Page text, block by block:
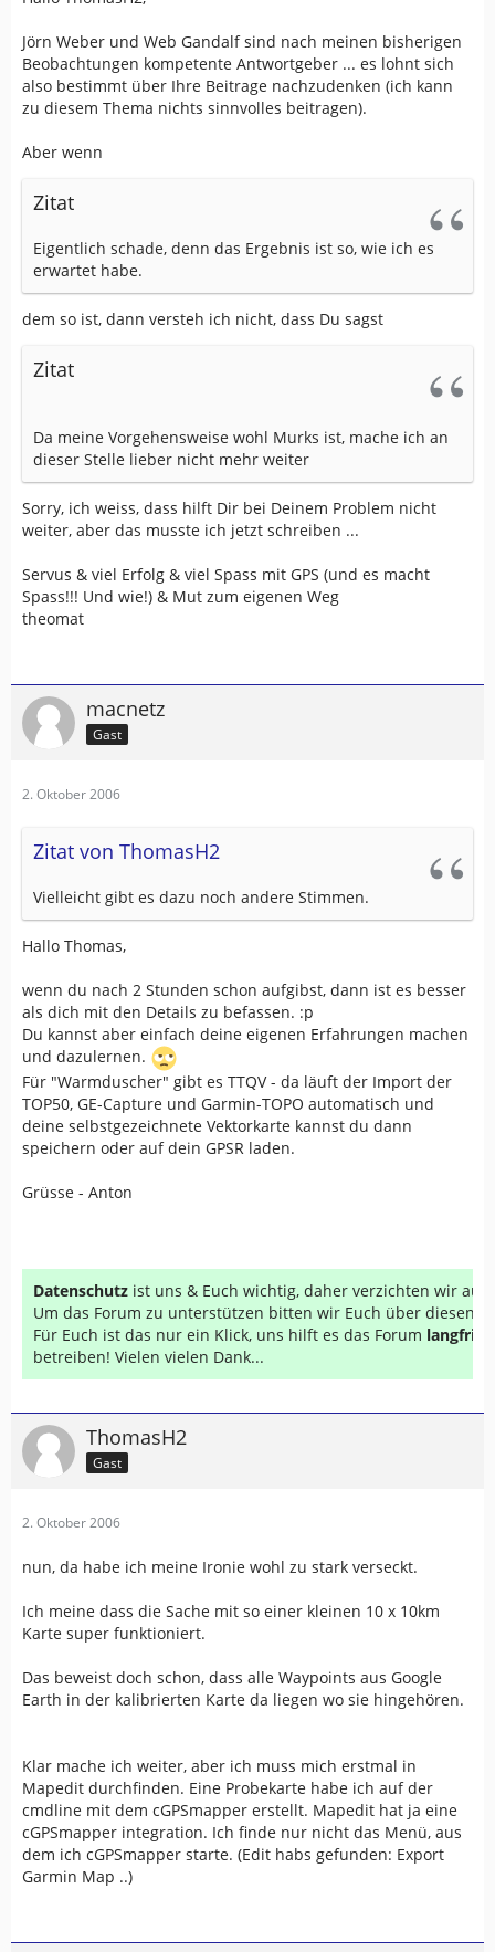
Jörn Weber und Web Gandalf sind nach meinen bisherigen
Beobachtungen kompetente Antwortgeber ... es lohnt sich
also bestimmt über Ihre Beitrage nachzudenken (ich kann
zu diesem Thema nichts sinnvolles beitragen).
Aber wenn
Zitat
Eigentlich schade, denn das Ergebnis ist so, wie ich es
erwartet habe.
dem so ist, dann versteh ich nicht, dass Du sagst
Zitat
Da meine Vorgehensweise wohl Murks ist, mache ich an
dieser Stelle lieber nicht mehr weiter
Sorry, ich weiss, dass hilft Dir bei Deinem Problem nicht
weiter, aber das musste ich jetzt schreiben ...
Servus & viel Erfolg & viel Spass mit GPS (und es macht
Spass!!! Und wie!) & Mut zum eigenen Weg
theomat
macnetz
Gast
2. Oktober 2006
Zitat von ThomasH2
Vielleicht gibt es dazu noch andere Stimmen.
Hallo Thomas,
wenn du nach 2 Stunden schon aufgibst, dann ist es besser
als dich mit den Details zu befassen. :p
Du kannst aber einfach deine eigenen Erfahrungen machen
und dazulernen.
Für "Warmduscher" gibt es TTQV - da läuft der Import der
TOP50, GE-Capture und Garmin-TOPO automatisch und
deine selbstgezeichnete Vektorkarte kannst du dann
speichern oder auf dein GPSR laden.
Grüsse - Anton
Datenschutz ist uns & Euch wichtig, daher verzichten wir auf
Um das Forum zu unterstützen bitten wir Euch über diesen
Für Euch ist das nur ein Klick, uns hilft es das Forum
betreiben! Vielen vielen Dank...
ThomasH2
Gast
2. Oktober 2006
nun, da habe ich meine Ironie wohl zu stark verseckt.
Ich meine dass die Sache mit so einer kleinen 10 x 10km
Karte super funktioniert.
Das beweist doch schon, dass alle Waypoints aus Google
Earth in der kalibrierten Karte da liegen wo sie hingehören.
Klar mache ich weiter, aber ich muss mich erstmal in
Mapedit durchfinden. Eine Probekarte habe ich auf der
cmdline mit dem cGPSmapper erstellt. Mapedit hat ja eine
cGPSmapper integration. Ich finde nur nicht das Menü, aus
dem ich cGPSmapper starte. (Edit habs gefunden: Export
Garmin Map ..)